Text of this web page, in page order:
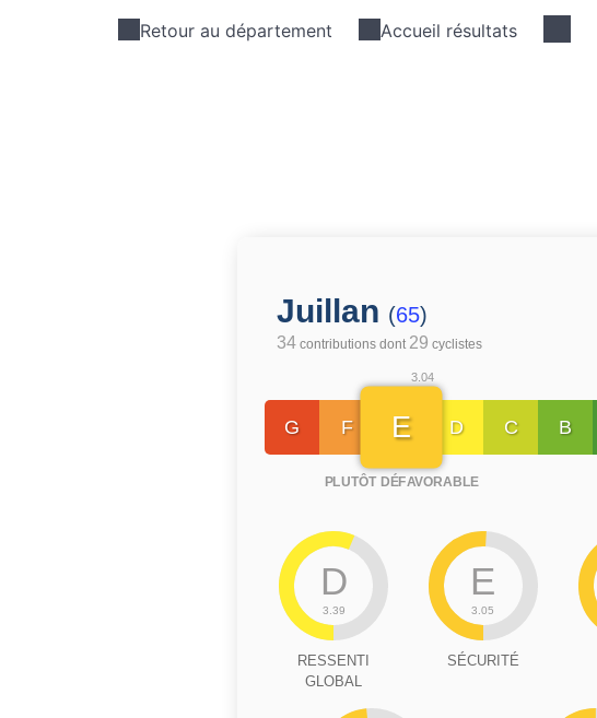
Retour au département Accueil résultats
Juillan (65)
34 contributions dont 29 cyclistes
G F
3.04
E
PLUTÔT DÉFAVORABLE
D C B
D
3.39
RESSENTI
GLOBAL
E
3.05
SÉCURITÉ